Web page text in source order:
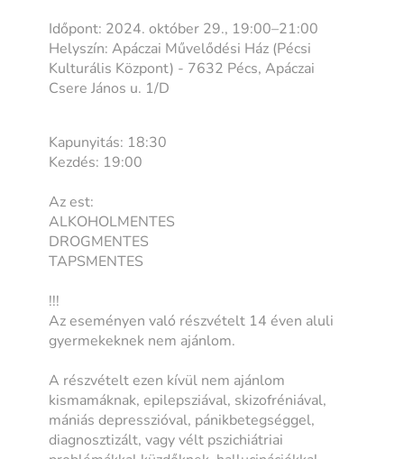
Időpont: 2024. október 29., 19:00–21:00
Helyszín: Apáczai Művelődési Ház (Pécsi
Kulturális Központ) - 7632 Pécs, Apáczai
Csere János u. 1/D
Kapunyitás: 18:30
Kezdés: 19:00
Az est:
ALKOHOLMENTES
DROGMENTES
TAPSMENTES
!!!
Az eseményen való részvételt 14 éven aluli
gyermekeknek nem ajánlom.
A részvételt ezen kívül nem ajánlom
kismamáknak, epilepsziával, skizofréniával,
mániás depresszióval, pánikbetegséggel,
diagnosztizált, vagy vélt pszichiátriai